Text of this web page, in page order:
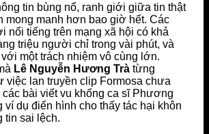
tin bùng nổ, ranh giới giữa tin thật
mong manh hơn bao giờ hết. Các
nổi tiếng trên mạng xã hội có khả
triệu người chỉ trong vài phút, và
một trách nhiệm vô cùng lớn.
Lê Nguyễn Hương Trà từng
việc lan truyền clip Formosa chưa
bài viết vu khống ca sĩ Phương
ví dụ điển hình cho thấy tác hại khôn
tin sai lệch.